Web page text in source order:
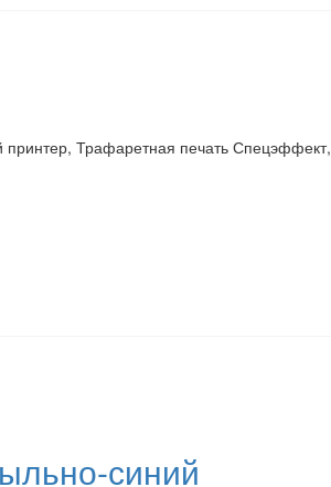
Трафаретная печать Спецэффект,
синий